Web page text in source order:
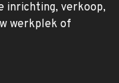
inrichting, verkoop,
werkplek of